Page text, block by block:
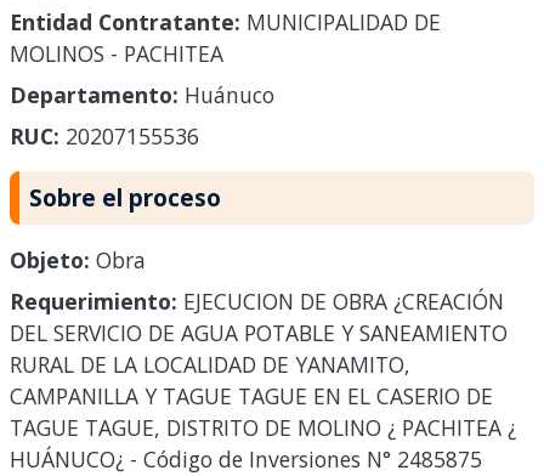
Entidad Contratante: MUNICIPALIDAD DE
MOLINOS - PACHITEA
Departamento: Huánuco
RUC: 20207155536
Sobre el proceso
Objeto: Obra
Requerimiento: EJECUCION DE OBRA ¿CREACIÓN
DEL SERVICIO DE AGUA POTABLE Y SANEAMIENTO
RURAL DE LA LOCALIDAD DE YANAMITO,
CAMPANILLA Y TAGUE TAGUE EN EL CASERIO DE
TAGUE TAGUE, DISTRITO DE MOLINO ¿ PACHITEA ¿
HUÁNUCO¿ - Código de Inversiones N° 2485875